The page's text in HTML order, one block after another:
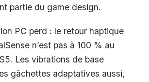
partie du game design.
PC perd : le retour haptique
n’est pas à 100 % au
Les vibrations de base
gâchettes adaptatives aussi,